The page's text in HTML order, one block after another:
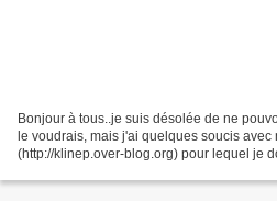
Bonjour à tous..je suis désolée de ne
le voudrais, mais j'ai quelques soucis avec
(http://klinep.over-blog.org) pour lequel je